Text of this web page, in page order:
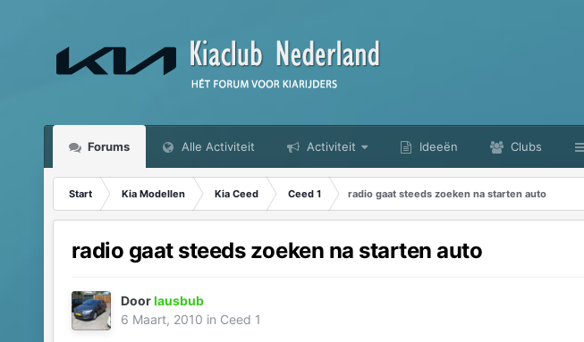
Forums Alle Activiteit Activiteit Ideeën Clubs
Start Kia Modellen Kia Ceed Ceed 1 radio gaat steeds zoeken na starten auto
radio gaat steeds zoeken na starten auto
Doorlausbub
6 Maart, 2010 in Ceed 1